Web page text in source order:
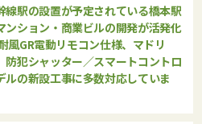
線駅の設置が予定されている橋本駅
ンション・商業ビルの開発が活発化
風GR電動リモコン仕様、マドリ
犯シャッター／スマートコントロ
ルの新設工事に多数対応していま